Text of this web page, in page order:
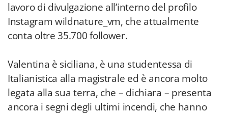
lavoro di divulgazione all’interno del profilo
Instagram wildnature_vm, che attualmente
conta oltre 35.700 follower.
Valentina è siciliana, è una studentessa di
Italianistica alla magistrale ed è ancora molto
legata alla sua terra, che – dichiara – presenta
ancora i segni degli ultimi incendi, che hanno